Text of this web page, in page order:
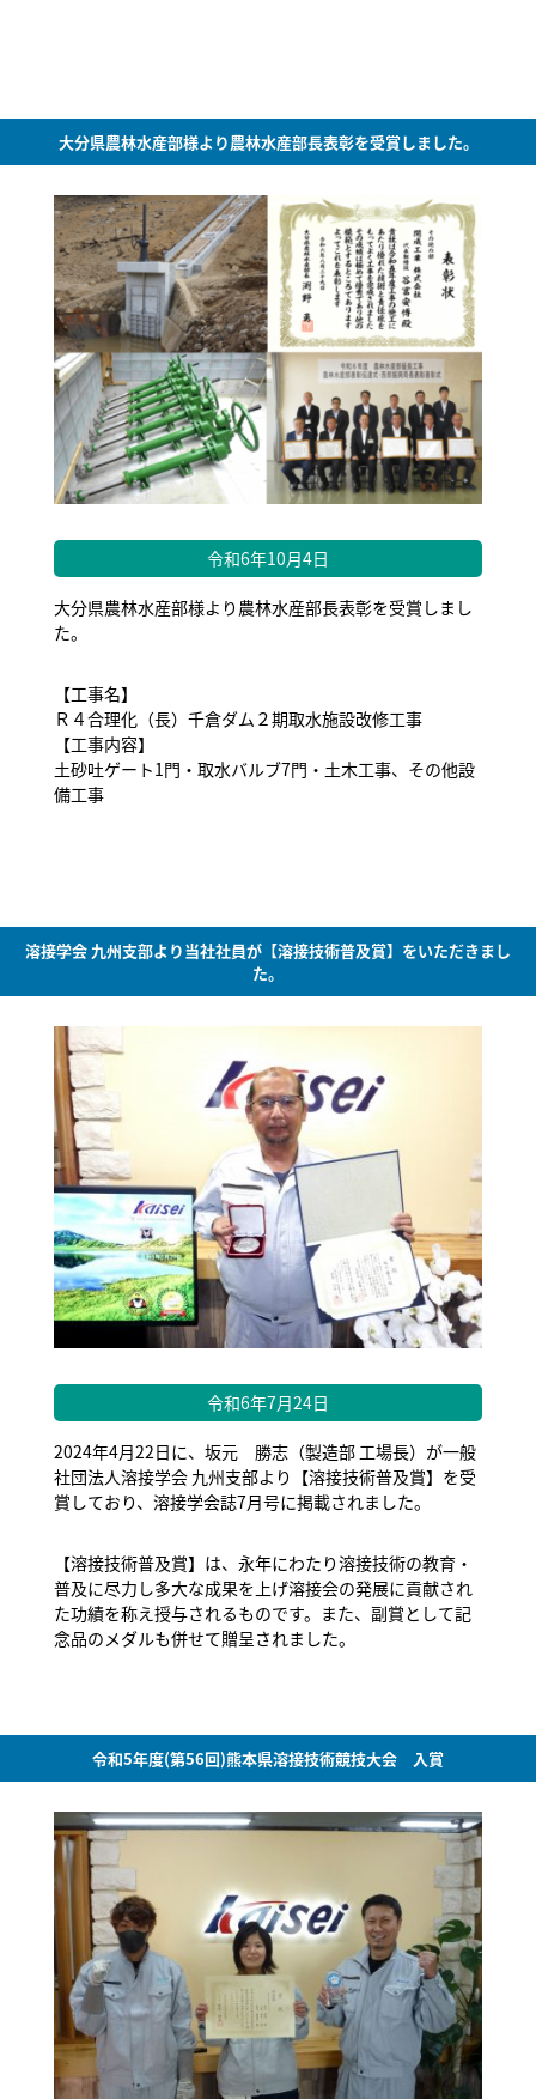
大分県農林水産部様より農林水産部長表彰を受賞しました。
令和6年10月4日
大分県農林水産部様より農林水産部長表彰を受賞しまし
た。
【工事名】
Ｒ４合理化（長）千倉ダム２期取水施設改修工事
【工事内容】
土砂吐ゲート1門・取水バルブ7門・土木工事、その他設
備工事
溶接学会 九州支部より当社社員が【溶接技術普及賞】をいただきまし
た。
令和6年7月24日
2024年4月22日に、坂元 勝志（製造部 工場長）が一般
社団法人溶接学会 九州支部より【溶接技術普及賞】を受
賞しており、溶接学会誌7月号に掲載されました。
【溶接技術普及賞】は、永年にわたり溶接技術の教育・
普及に尽力し多大な成果を上げ溶接会の発展に貢献され
た功績を称え授与されるものです。また、副賞として記
念品のメダルも併せて贈呈されました。
令和5年度(第56回)熊本県溶接技術競技大会 入賞